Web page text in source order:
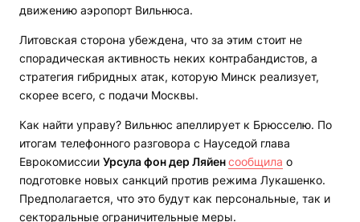
движению аэропорт Вильнюса.
Литовская сторона убеждена, что за этим стоит не
спорадическая активность неких контрабандистов, а
стратегия гибридных атак, которую Минск реализует,
скорее всего, с подачи Москвы.
Как найти управу? Вильнюс апеллирует к Брюсселю. По
итогам телефонного разговора с Науседой глава
Еврокомиссии Урсула фон дер Ляйенсообщила о
подготовке новых санкций против режима Лукашенко.
Предполагается, что это будут как персональные, так и
секторальные ограничительные меры.